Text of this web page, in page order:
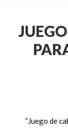
“Juego de